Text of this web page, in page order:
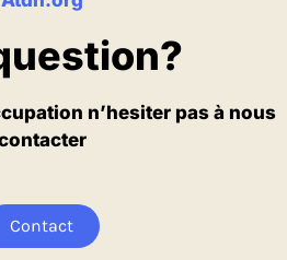
n’hesiter pas à nous
Contact